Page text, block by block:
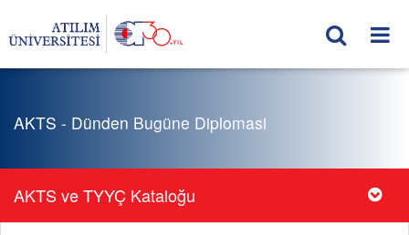
AKTS - Dünden Bugüne Diplomasi
AKTS ve TYYÇ Kataloğu